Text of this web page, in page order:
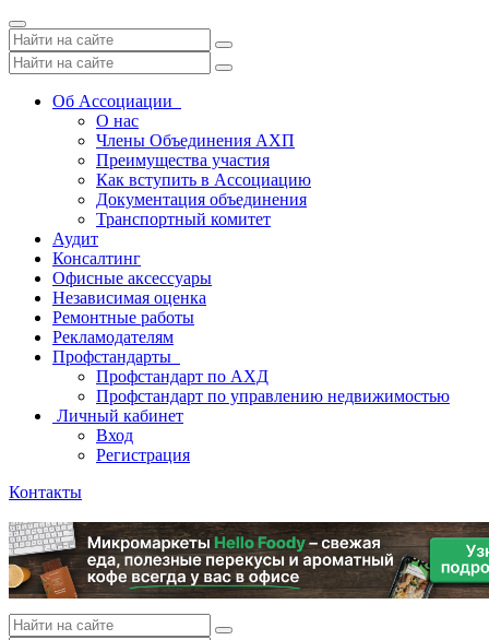
Toggle
navigation
Об Ассоциации
О нас
Члены Объединения АХП
Преимущества участия
Как вступить в Ассоциацию
Документация объединения
Транспортный комитет
Аудит
Консалтинг
Офисные аксессуары
Независимая оценка
Ремонтные работы
Рекламодателям
Профстандарты
Профстандарт по АХД
Профстандарт по управлению недвижимостью
Личный кабинет
Вход
Регистрация
Контакты